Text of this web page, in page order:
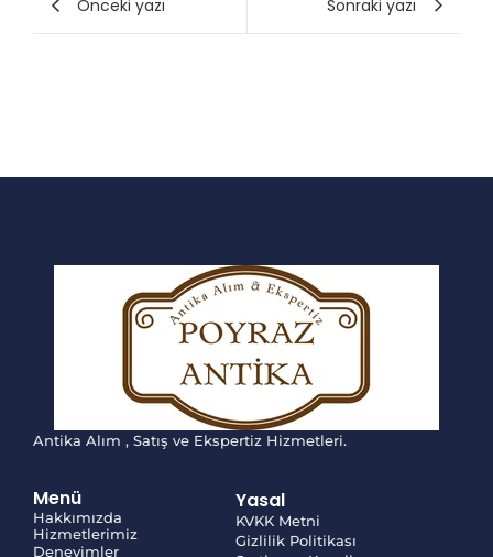
Önceki yazı Sonraki yazı
Antika Alım , Satış ve Ekspertiz Hizmetleri.
Menü
Hakkımızda
Hizmetlerimiz
Deneyimler
Yasal
KVKK Metni
Gizlilik Politikası